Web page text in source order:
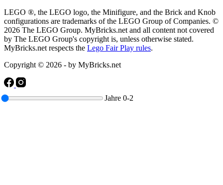
Jahre 0-2
LEGO ®, the LEGO logo, the Minifigure, and the Brick and Knob
configurations are trademarks of the LEGO Group of Companies. ©
2026 The LEGO Group. MyBricks.net and all content not covered
by The LEGO Group's copyright is, unless otherwise stated.
MyBricks.net respects the Lego Fair Play rules.
Copyright © 2026 - by MyBricks.net